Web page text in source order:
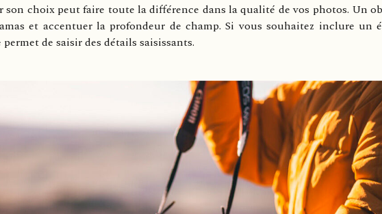
son choix peut faire toute la différence dans la qualité de vos photos. Un
et accentuer la profondeur de champ. Si vous souhaitez inclure un
de saisir des détails saisissants.